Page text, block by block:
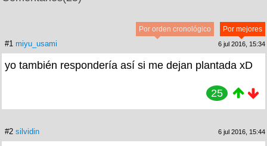
Por mejores
Por orden cronológico
#1 miyu_usami 6 jul 2016, 15:34
yo también respondería así si me dejan plantada xD
25
#2 silvidin 6 jul 2016, 15:44